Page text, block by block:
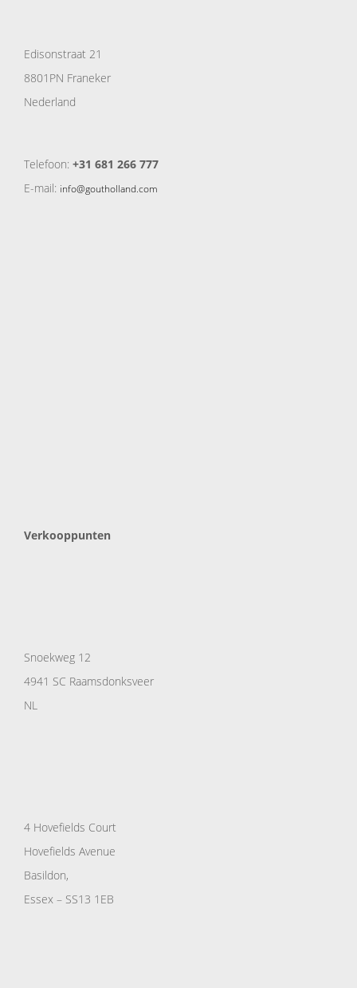
Edisonstraat 21
8801PN Franeker
Nederland
Telefoon: +31 681 266 777
E-mail: info@goutholland.com
Verkooppunten
Snoekweg 12
4941 SC Raamsdonksveer
NL
4 Hovefields Court
Hovefields Avenue
Basildon,
Essex – SS13 1EB